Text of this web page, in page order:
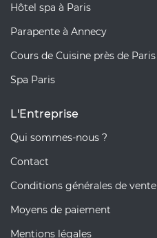
Hôtel spa à Paris
Parapente à Annecy
Cours de Cuisine près de Paris
Spa Paris
L'Entreprise
Qui sommes-nous ?
Contact
Conditions générales de vente
Moyens de paiement
Mentions légales